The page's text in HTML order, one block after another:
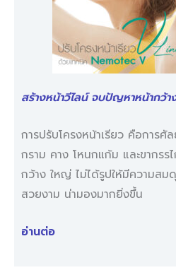
สร้างหน้าวีไลน์ จบปัญหาหน้ากว้
การปรับโครงหน้าเรียว คือการศั
กราม คาง โหนกแก้ม และขากรร
กว้าง ใหญ่ ไม่ได้รูปให้มีความสม
สวยงาม น่ามองมากยิ่งขึ้น
อ่านต่อ